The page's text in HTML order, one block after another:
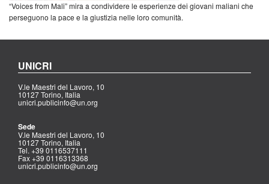
“Voices from Mali” mira a condividere le esperienze dei giovani maliani che
perseguono la pace e la giustizia nelle loro comunità.
UNICRI
V.le Maestri del Lavoro, 10
10127 Torino, Italia
unicri.publicinfo@un.org
Sede
V.le Maestri del Lavoro, 10
10127 Torino, Italia
Tel. +39 0116537111
Fax +39 0116313368
unicri.publicinfo@un.org